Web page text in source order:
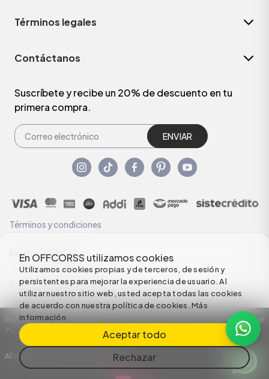
En OFFCORSS utilizamos cookies
Utilizamos cookies propias y de terceros, de sesión y
persistentes para mejorar la experiencia de usuario. Al
utilizar nuestro sitio web, usted acepta todas las cookies
de acuerdo con nuestra política de cookies.Más
información
Aceptar todo
Rechazar
Términos legales
Contáctanos
Suscríbete y recibe un 20% de descuento en tu
primera compra.
ENVIAR
Términos y condiciones
Nuestras Políticas
Configuración de Cookies
Razón Social: C.I HERMECO S.A. NIT: 890924167-6 Dirección: Carrera 50 #
7 – 35
All rights reserved empowered by